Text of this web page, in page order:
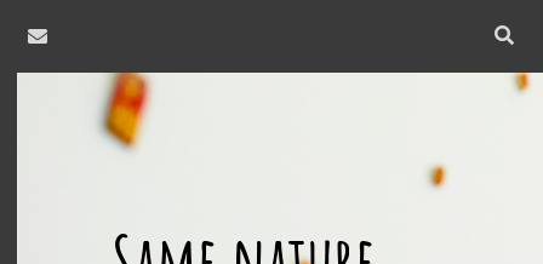
email
Open
bar
same
nature